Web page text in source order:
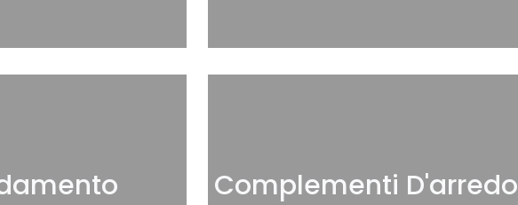
Complementi D'arredo